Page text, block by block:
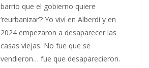
barrio que el gobierno quiere
‘reurbanizar’? Yo viví en Alberdi y en
2024 empezaron a desaparecer las
casas viejas. No fue que se
vendieron… fue que desaparecieron.